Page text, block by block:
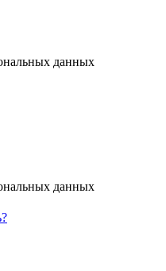
данных
данных